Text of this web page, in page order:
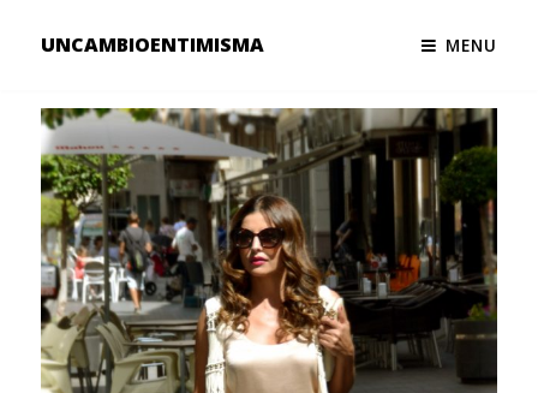
UNCAMBIOENTIMISMA MENU